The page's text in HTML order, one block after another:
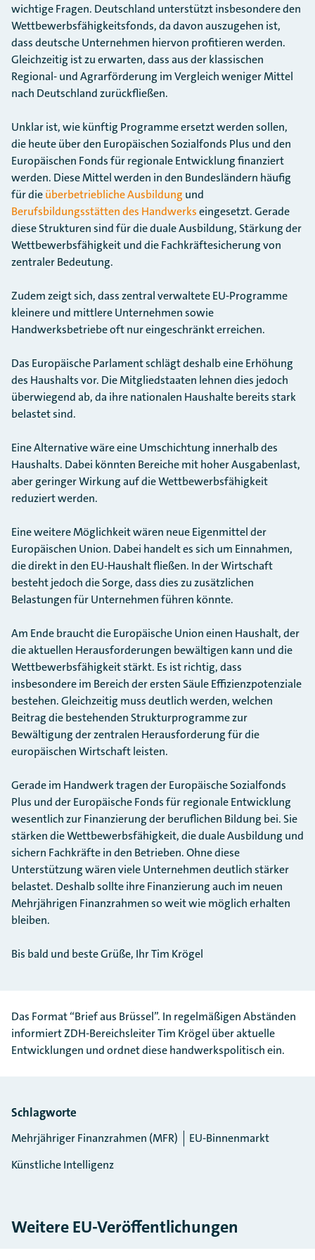
wichtige Fragen. Deutschland unterstützt insbesondere den
Wettbewerbsfähigkeitsfonds, da davon auszugehen ist,
dass deutsche Unternehmen hiervon profitieren werden.
Gleichzeitig ist zu erwarten, dass aus der klassischen
Regional- und Agrarförderung im Vergleich weniger Mittel
nach Deutschland zurückfließen.
Unklar ist, wie künftig Programme ersetzt werden sollen,
die heute über den Europäischen Sozialfonds Plus und den
Europäischen Fonds für regionale Entwicklung finanziert
werden. Diese Mittel werden in den Bundesländern häufig
für dieüberbetriebliche Ausbildung und
Berufsbildungsstätten des Handwerkseingesetzt. Gerade
diese Strukturen sind für die duale Ausbildung, Stärkung der
Wettbewerbsfähigkeit und die Fachkräftesicherung von
zentraler Bedeutung.
Zudem zeigt sich, dass zentral verwaltete EU-Programme
kleinere und mittlere Unternehmen sowie
Handwerksbetriebe oft nur eingeschränkt erreichen.
Das Europäische Parlament schlägt deshalb eine Erhöhung
des Haushalts vor. Die Mitgliedstaaten lehnen dies jedoch
überwiegend ab, da ihre nationalen Haushalte bereits stark
belastet sind.
Eine Alternative wäre eine Umschichtung innerhalb des
Haushalts. Dabei könnten Bereiche mit hoher Ausgabenlast,
aber geringer Wirkung auf die Wettbewerbsfähigkeit
reduziert werden.
Eine weitere Möglichkeit wären neue Eigenmittel der
Europäischen Union. Dabei handelt es sich um Einnahmen,
die direkt in den EU-Haushalt fließen. In der Wirtschaft
besteht jedoch die Sorge, dass dies zu zusätzlichen
Belastungen für Unternehmen führen könnte.
Am Ende braucht die Europäische Union einen Haushalt, der
die aktuellen Herausforderungen bewältigen kann und die
Wettbewerbsfähigkeit stärkt. Es ist richtig, dass
insbesondere im Bereich der ersten Säule Effizienzpotenziale
bestehen. Gleichzeitig muss deutlich werden, welchen
Beitrag die bestehenden Strukturprogramme zur
Bewältigung der zentralen Herausforderung für die
europäischen Wirtschaft leisten.
Gerade im Handwerk tragen der Europäische Sozialfonds
Plus und der Europäische Fonds für regionale Entwicklung
wesentlich zur Finanzierung der beruflichen Bildung bei. Sie
stärken die Wettbewerbsfähigkeit, die duale Ausbildung und
sichern Fachkräfte in den Betrieben. Ohne diese
Unterstützung wären viele Unternehmen deutlich stärker
belastet. Deshalb sollte ihre Finanzierung auch im neuen
Mehrjährigen Finanzrahmen so weit wie möglich erhalten
bleiben.
Bis bald und beste Grüße, Ihr Tim Krögel
Das Format “Brief aus Brüssel”. In regelmäßigen Abständen
informiert ZDH-Bereichsleiter Tim Krögel über aktuelle
Entwicklungen und ordnet diese handwerkspolitisch ein.
Schlagworte
Mehrjähriger Finanzrahmen (MFR)
EU-Binnenmarkt
Künstliche Intelligenz
Weitere EU-Veröffentlichungen